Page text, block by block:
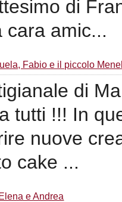
di
cara amic...
Fabio e il piccolo
di
tutti !!! In
nuove
cake ...
e Andrea